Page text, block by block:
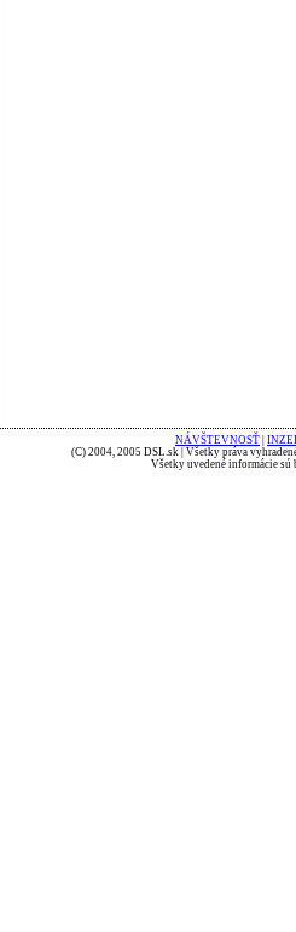
NÁVŠTEVNOSŤ
(C) 2004, 2005 DSL.sk | Všetky práva
Všetky uvedené informácie sú